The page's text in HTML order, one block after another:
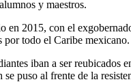
y maestros.
en 2015, con el
por todo el Caribe mexicano.
iban a ser reubicados
puso al frente de la